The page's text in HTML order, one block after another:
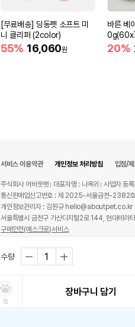
[무료배송] 딩동펫 소프트 미
니 클리퍼 (2color)
55% 16,060원
바른 베
20%
수량
찜
장바구니 담기
서비스 이용약관 개인정보 처리방침 입점/
주식회사 어바웃펫 대표자명 : 나옥귀 사업자
통신판매업신고번호 : 제 2025-서울금천-2382호
개인정보관리자 : 김원규 hello@aboutpet.co.kr
서울특별시 금천구 가산디지털2로 144, 현대테
구매안전(에스크로)서비스